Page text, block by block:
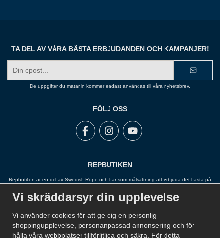
TA DEL AV VÅRA BÄSTA ERBJUDANDEN OCH KAMPANJER!
postadress
De uppgifter du matar in kommer endast användas till våra nyhetsbrev.
FÖLJ OSS
REPBUTIKEN
Repbutiken är en del av Swedish Rope och har som målsättning att erbjuda det bästa på
arbetar nära sina leverantörer och har ett stort sortiment för att kunna erbjuda en lösning
för alla.
Vi skräddarsyr din upplevelse
Vi använder cookies för att ge dig en personlig
shoppingupplevelse, personanpassad annonsering och för
hålla våra webbplatser tillförlitliga och säkra. För detta